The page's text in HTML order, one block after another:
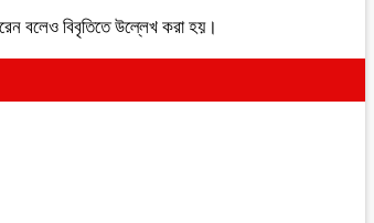
বলেও বিবৃতিতে উল্লেখ করা হয়।